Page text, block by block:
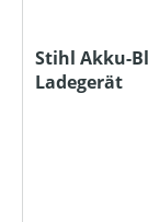
Stihl Akku-
Ladegerät